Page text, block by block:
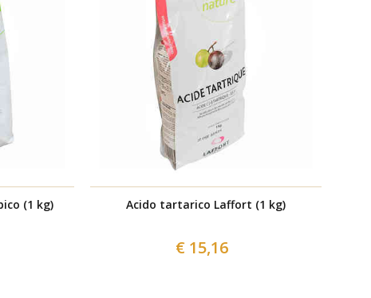
(1 kg) Acido tartarico Laffort (1 kg)
€ 15,16